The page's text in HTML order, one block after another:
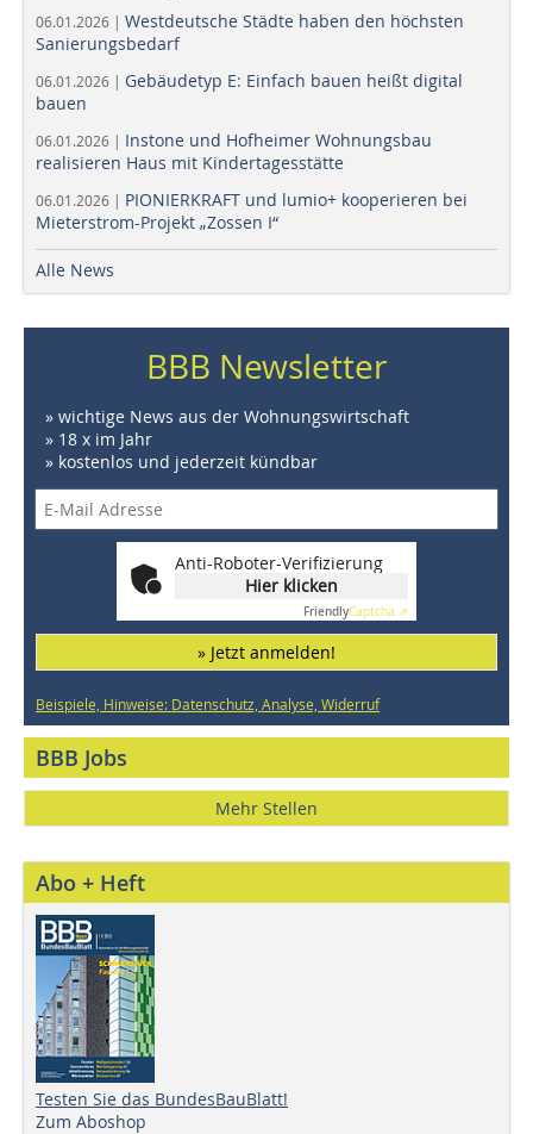
06.01.2026 | Westdeutsche Städte haben den höchsten
Sanierungsbedarf
06.01.2026 | Gebäudetyp E: Einfach bauen heißt digital
bauen
06.01.2026 | Instone und Hofheimer Wohnungsbau
realisieren Haus mit Kindertagesstätte
06.01.2026 | PIONIERKRAFT und lumio+ kooperieren bei
Mieterstrom-Projekt „Zossen I“
Alle News
BBB Newsletter
» wichtige News aus der Wohnungswirtschaft
» 18 x im Jahr
» kostenlos und jederzeit kündbar
Anti-Roboter-Verifizierung
Hier klicken
FriendlyCaptcha ⇗
» Jetzt anmelden!
Beispiele, Hinweise: Datenschutz, Analyse, Widerruf
BBB Jobs
Mehr Stellen
Abo + Heft
Testen Sie das BundesBauBlatt!
Zum Aboshop